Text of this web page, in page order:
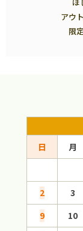
アウ
限
日 月
2
3
9
10